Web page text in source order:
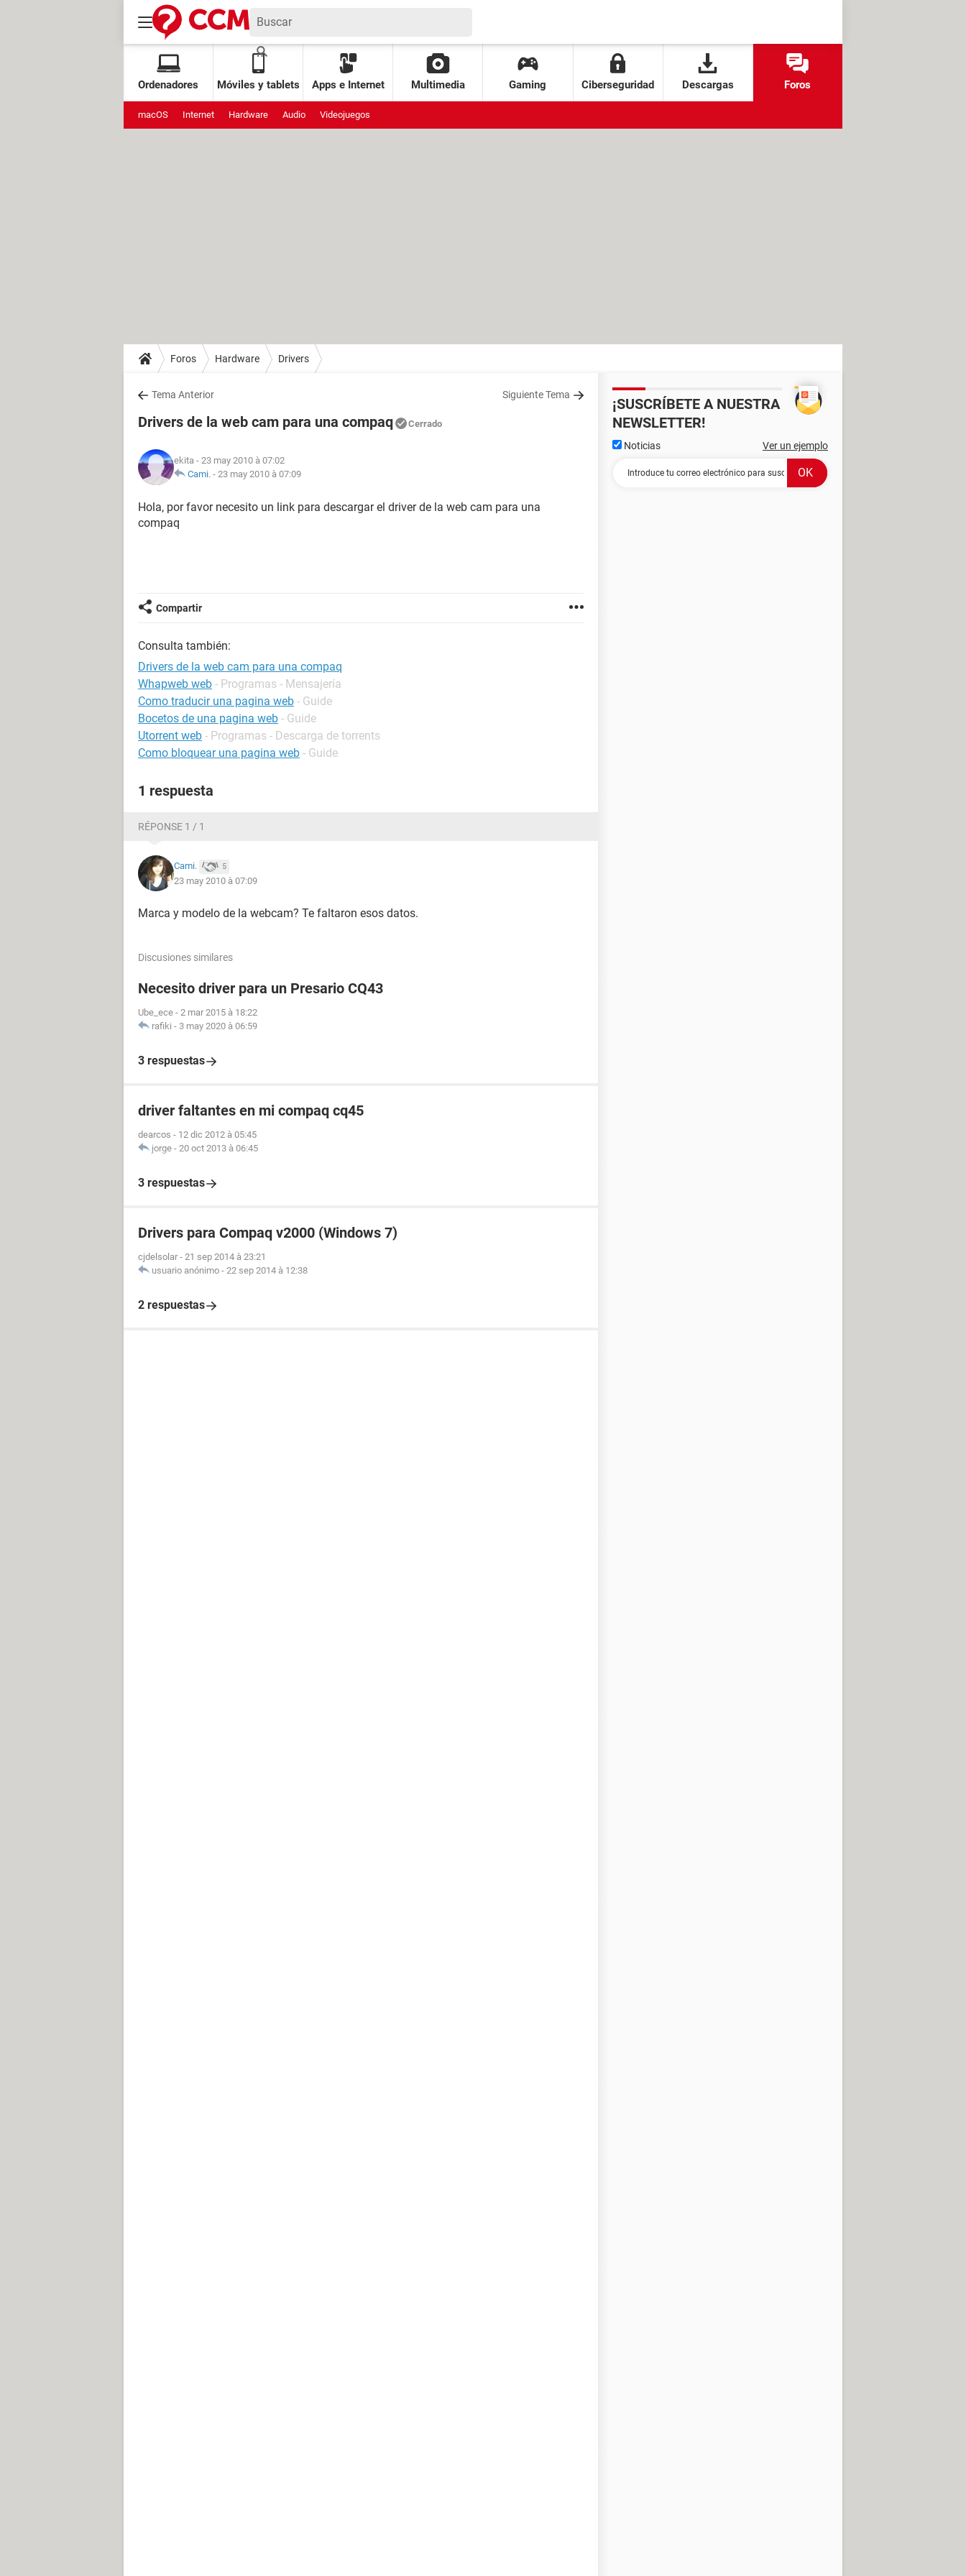
Ordenadores Móviles y tablets Apps e Internet Multimedia Gaming Ciberseguridad Descargas Foros
macOS Internet Hardware Audio Videojuegos
Foros Hardware Drivers
Tema Anterior Siguiente Tema
Drivers de la web cam para una compaq Cerrado
ekita - 23 may 2010 à 07:02
Cami. - 23 may 2010 à 07:09
Hola, por favor necesito un link para descargar el driver de la web cam para una
compaq
Compartir
Consulta también:
Drivers de la web cam para una compaq
Whapweb web - Programas - Mensajería
Como traducir una pagina web - Guide
Bocetos de una pagina web - Guide
Utorrent web - Programas - Descarga de torrents
Como bloquear una pagina web - Guide
1 respuesta
RÉPONSE 1 / 1
Cami. 5
23 may 2010 à 07:09
Marca y modelo de la webcam? Te faltaron esos datos.
Discusiones similares
Necesito driver para un Presario CQ43
Ube_ece - 2 mar 2015 à 18:22
rafiki - 3 may 2020 à 06:59
3 respuestas
driver faltantes en mi compaq cq45
dearcos - 12 dic 2012 à 05:45
jorge - 20 oct 2013 à 06:45
3 respuestas
Drivers para Compaq v2000 (Windows 7)
cjdelsolar - 21 sep 2014 à 23:21
usuario anónimo - 22 sep 2014 à 12:38
2 respuestas
¡SUSCRÍBETE A NUESTRA
NEWSLETTER!
Noticias Ver un ejemplo